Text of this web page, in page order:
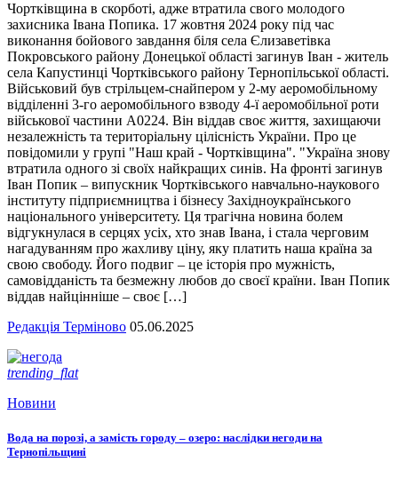
Чортківщина в скорботі, адже втратила свого молодого
захисника Івана Попика. 17 жовтня 2024 року під час
виконання бойового завдання біля села Єлизаветівка
Покровського району Донецької області загинув Іван - житель
села Капустинці Чортківського району Тернопільської області.
Військовий був стрільцем-снайпером у 2-му аеромобільному
відділенні 3-го аеромобільного взводу 4-ї аеромобільної роти
військової частини А0224. Він віддав своє життя, захищаючи
незалежність та територіальну цілісність України. Про це
повідомили у групі "Наш край - Чортківщина". "Україна знову
втратила одного зі своїх найкращих синів. На фронті загинув
Іван Попик – випускник Чортківського навчально-наукового
інституту підприємництва і бізнесу Західноукраїнського
національного університету. Ця трагічна новина болем
відгукнулася в серцях усіх, хто знав Івана, і стала черговим
нагадуванням про жахливу ціну, яку платить наша країна за
свою свободу. Його подвиг – це історія про мужність,
самовідданість та безмежну любов до своєї країни. Іван Попик
віддав найцінніше – своє […]
Редакція Терміново 05.06.2025
trending_flat
Новини
Вода на порозі, а замість городу – озеро: наслідки негоди на
Тернопільщині